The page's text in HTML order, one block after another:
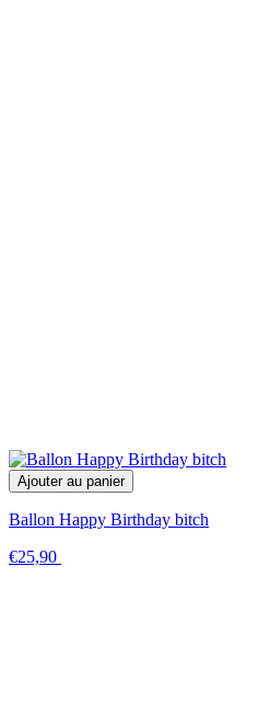
Ajouter au panier
Ballon Happy Birthday bitch
€25,90